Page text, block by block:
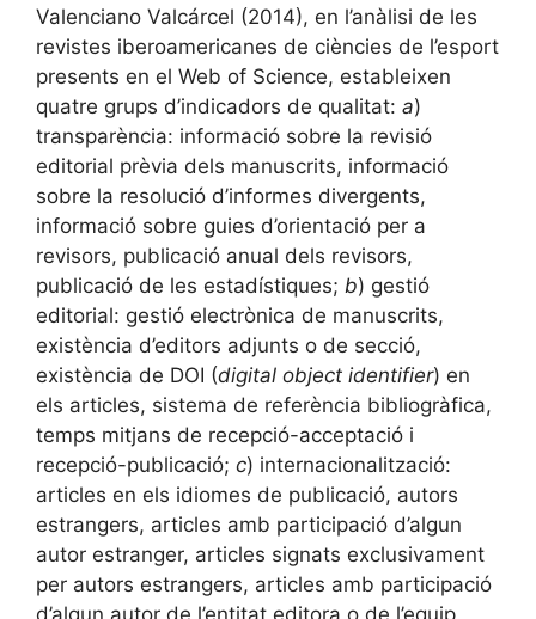
Valenciano Valcárcel (2014), en l’anàlisi de les
revistes iberoamericanes de ciències de l’esport
presents en el Web of Science, estableixen
quatre grups d’indicadors de qualitat: a)
transparència: informació sobre la revisió
editorial prèvia dels manuscrits, informació
sobre la resolució d’informes divergents,
informació sobre guies d’orientació per a
revisors, publicació anual dels revisors,
publicació de les estadístiques; b) gestió
editorial: gestió electrònica de manuscrits,
existència d’editors adjunts o de secció,
existència de DOI (digital object identifier) en
els articles, sistema de referència bibliogràfica,
temps mitjans de recepció-acceptació i
recepció-publicació; c) internacionalització:
articles en els idiomes de publicació, autors
estrangers, articles amb participació d’algun
autor estranger, articles signats exclusivament
per autors estrangers, articles amb participació
d’algun autor de l’entitat editora o de l’equip